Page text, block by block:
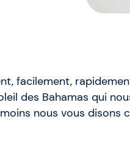
facilement,
des Bahamas qui
nous vous disons